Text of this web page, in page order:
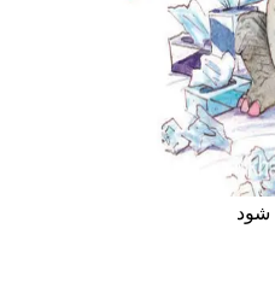
شود